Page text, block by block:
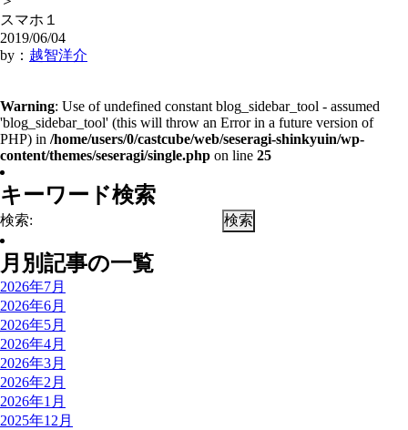
スマホ１
2019/06/04
by： 越智洋介
Warning: Use of undefined constant blog_sidebar_tool - assumed
'blog_sidebar_tool' (this will throw an Error in a future version of
PHP) in /home/users/0/castcube/web/seseragi-shinkyuin/wp-
content/themes/seseragi/single.php on line 25
キーワード検索
検索:
月別記事の一覧
2026年7月
2026年6月
2026年5月
2026年4月
2026年3月
2026年2月
2026年1月
2025年12月